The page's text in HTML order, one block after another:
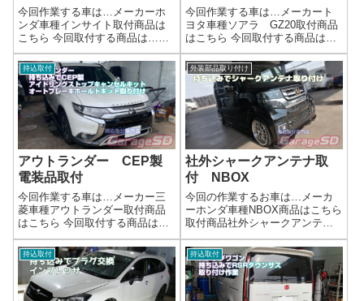
今回作業する車は…メーカーホ
ンダ車種インサイト取付商品は
こちら 今回取付する商品は…
MDV-M809HD作業完了持ち込み
でナビゲーション取り付け作業
はガレージＳＤにお任せくださ
い(^^)/作業時間(目安)２時間
今回作業する車は…メーカート
ヨタ車種ソアラ GZ20取付商品
はこちら 今回取付する商品は…
純正部品が出ないので、汎用品
で対応します作業写真年代物の
お車なので、出ない部品も多数
あります(/ω＼)汎用品で対応でき
る所はやっていかないとダメで
すね...
持込取付
アウトランダー CEP製
電装品取付
今回作業する車は…メーカー三
菱車種アウトランダー取付商品
はこちら 今回取付する商品は…
CEP製 アイドリングストップ
キャンセルキット オートブレ
ーキホールドキット作業写真配
線加工で完了です作業完了持ち
込みで電装品取付はガレージＳ
外装部品取り付け
社外シャークアンテナ取
付 NBOX
今回の作業するお車は…メーカ
ーホンダ車種NBOX商品はこちら
取付商品社外シャークアンテナ
完了画像簡単な作業でもご安心
ください('ω')ノ なんでも相談に
のりますよ～！🚗 外装ドレスア
ップ・持ち込みパーツ施工のご
案内当店では、お客様がご自身
持込取付 持込取付